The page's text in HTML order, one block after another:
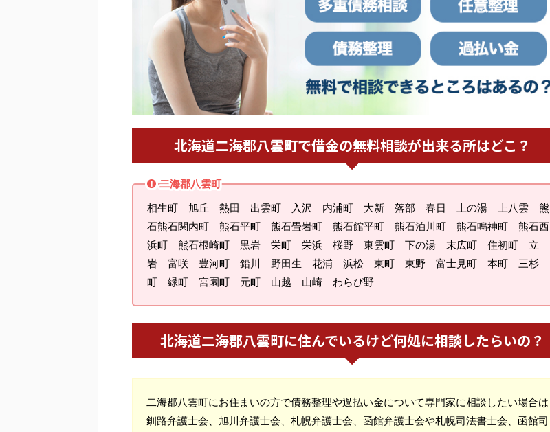
北海道二海郡八雲町で借金の無料相談が出来る所はどこ？
二海郡八雲町
相生町 旭丘 熱田 出雲町 入沢 内浦町 大新 落部 春日 上の湯 上八雲 熊
石熊石関内町 熊石平町 熊石畳岩町 熊石館平町 熊石泊川町 熊石鳴神町 熊石西
浜町 熊石根崎町 黒岩 栄町 栄浜 桜野 東雲町 下の湯 末広町 住初町 立
岩 富咲 豊河町 鉛川 野田生 花浦 浜松 東町 東野 富士見町 本町 三杉
町 緑町 宮園町 元町 山越 山崎 わらび野
北海道二海郡八雲町に住んでいるけど何処に相談したらいの？
二海郡八雲町にお住まいの方で債務整理や過払い金について専門家に相談したい場合は
釧路弁護士会、旭川弁護士会、札幌弁護士会、函館弁護士会や札幌司法書士会、函館司